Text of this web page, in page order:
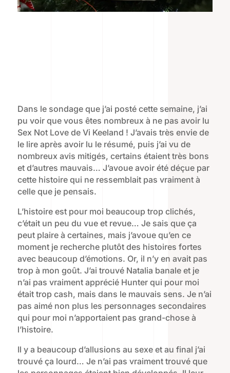
Dans le sondage que j’ai posté cette semaine, j’ai
pu voir que vous êtes nombreux à ne pas avoir lu
Sex Not Love de Vi Keeland ! J’avais très envie de
le lire après avoir lu le résumé, puis j’ai vu de
nombreux avis mitigés, certains étaient très bons
et d’autres mauvais… J’avoue avoir été déçue par
cette histoire qui ne ressemblait pas vraiment à
celle que je pensais.
L’histoire est pour moi beaucoup trop clichés,
c’était un peu du vue et revue… Je sais que ça
peut plaire à certaines, mais j’avoue qu’en ce
moment je recherche plutôt des histoires fortes
avec beaucoup d’émotions. Or, il n’y en avait pas
trop à mon goût. J’ai trouvé Natalia banale et je
n’ai pas vraiment apprécié Hunter qui pour moi
était trop cash, mais dans le mauvais sens. Je n’ai
pas aimé non plus les personnages secondaires
qui pour moi n’apportaient pas grand-chose à
l’histoire.
Il y a beaucoup d’allusions au sexe et au final j’ai
trouvé ça lourd… Je n’ai pas vraiment trouvé que